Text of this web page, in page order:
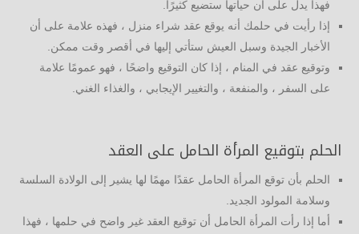
فهذا يدل على أن حياتها ستضيع كثيرًا.
إذا رأيت في حلمك أنه يوقع عقد شراء منزل ، فهذه علامة على أن
الأخبار الجيدة وسبل العيش ستأتي إليها في أقصر وقت ممكن.
وتوقيع عقد في المنام ، إذا كان التوقيع واضحًا ، فهو عمومًا علامة
على السفر ، والمنفعة ، والتغيير الإيجابي ، والغذاء الغني.
الحلم بتوقيع المرأة الحامل على العقد
الحلم بأن توقع المرأة الحامل عقدًا مهمًا لها يشير إلى الولادة السلسة
وسلامة المولود الجديد.
أما إذا رأت المرأة الحامل أن توقيع العقد غير واضح في حلمها ، فهذا